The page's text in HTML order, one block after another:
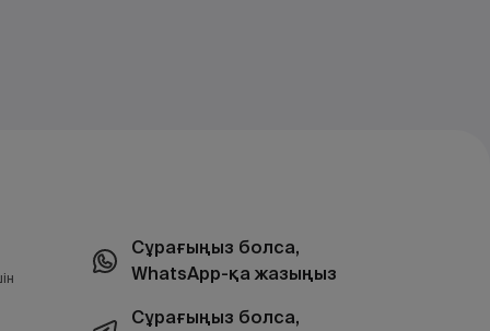
Сұрағыңыз болса,
WhatsApp-қа жазыңыз
Сұрағыңыз болса,